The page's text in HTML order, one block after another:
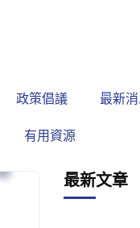
政策倡議 最新
有用資源
最新文章